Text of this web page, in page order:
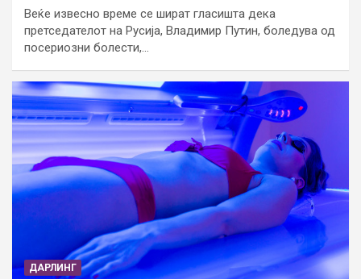
Веќе извесно време се шират гласишта дека
претседателот на Русија, Владимир Путин, боледува од
посериозни болести,…
ДАРЛИНГ